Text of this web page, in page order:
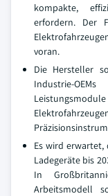
kompakte,
erfordern. Der
voran.
Die Hersteller
Industrie-
Es wird erwartet,
Ladegeräte bis
In
Arbeitsmodell